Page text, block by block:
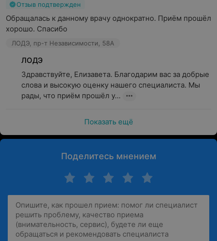
Отзыв подтвержден
Обращалась к данному врачу однократно. Приём прошёл
хорошо. Спасибо
ЛОДЭ, пр-т Независимости, 58А
ЛОДЭ
Здравствуйте, Елизавета. Благодарим вас за добрые
слова и высокую оценку нашего специалиста. Мы
рады, что приём прошёл у...
Показать ещё
Поделитесь мнением